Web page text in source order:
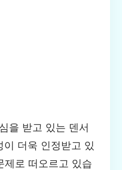
을 받고 있는 덴서
더욱 인정받고 있
제로 떠오르고 있습